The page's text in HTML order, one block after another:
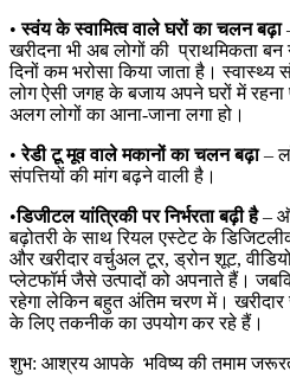
•स्वंयकेस्वामित्ववालेघरोंकाचलनबढ़ा
खरीदना भी अब लोगों की प्राथमिकता
दिनों कम भरोसा किया जाता है।
लोग ऐसी जगह के बजाय अपने घरों में
अलग लोगों का आना-जाना लगा हो।
•रेडी टू मूव वाले मकानों का चलन बढ़ा–
संपत्तियों की मांग बढ़ने वाली है।
•डिजीटलयांत्रिकीपरनिर्भरताबढ़ीहै–
बढ़ोतरी के साथ रियल एस्टेट के
और खरीदार वर्चुअल टूर, ड्रोन शूट,
प्लेटफॉर्म जैसे उत्पादों को अपनाते हैं।
रहेगा लेकिन बहुत अंतिम चरण में।
के लिए तकनीक का उपयोग कर रहे हैं।
शुभ: आश्रय आपके भविष्य की तमाम